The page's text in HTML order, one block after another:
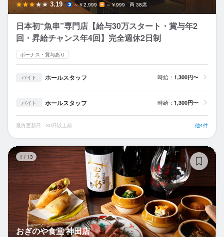
3.19 ～￥2,999 ～￥999 38席
日本初“魚串”専門店【給与30万スタート・賞与年2
回・昇給チャンス年4回】完全週休2日制
ボーナス・賞与あり
バイト ホールスタッフ 時給： 1,300円〜
バイト ホールスタッフ 時給： 1,300円〜
最終更新日：30日以上前 他4件
1 / 13
おぎのや食堂 神田店